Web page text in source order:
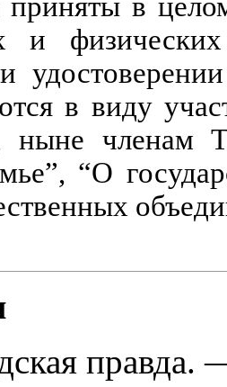
и
в виду
ныне
“О